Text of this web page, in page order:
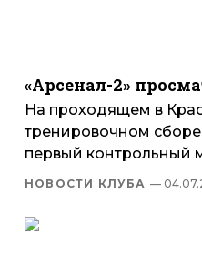
«Арсенал-2»
На проходящем в
тренировочном
первый контрольный
НОВОСТИ КЛУБА —